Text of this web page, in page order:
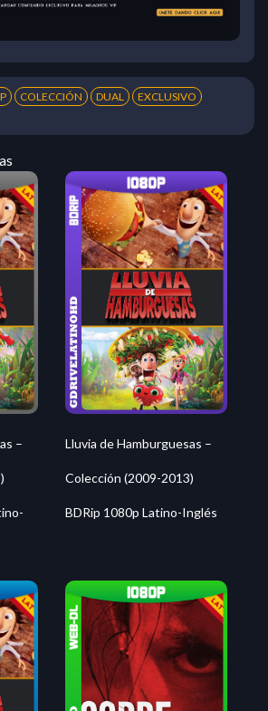
COLECCIÓN DUAL
EXCLUSIVO
– Lluvia de Hamburguesas –
Colección (2009-2013)
BDRip 1080p Latino-Inglés